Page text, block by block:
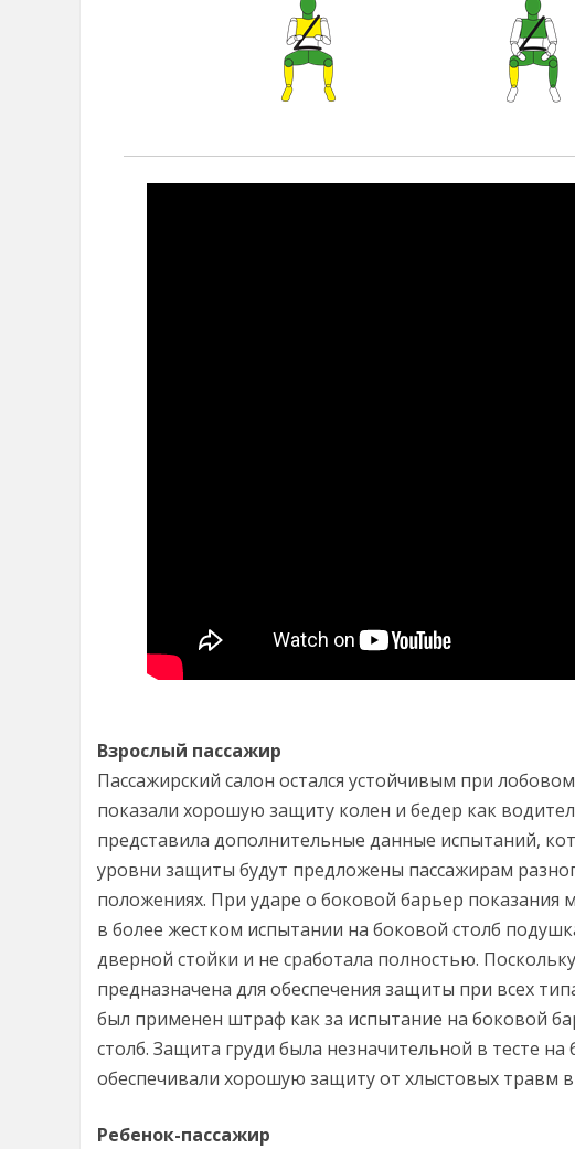
Взрослый пассажир
Пассажирский салон остался устойчивым при
показали хорошую защиту колен и бедер как
представила дополнительные данные испытаний,
уровни защиты будут предложены пассажирам
положениях. При ударе о боковой барьер
в более жестком испытании на боковой столб
дверной стойки и не сработала полностью.
предназначена для обеспечения защиты при всех
был применен штраф как за испытание на боковой
столб. Защита груди была незначительной в тесте
обеспечивали хорошую защиту от хлыстовых травм в
Ребенок-пассажир